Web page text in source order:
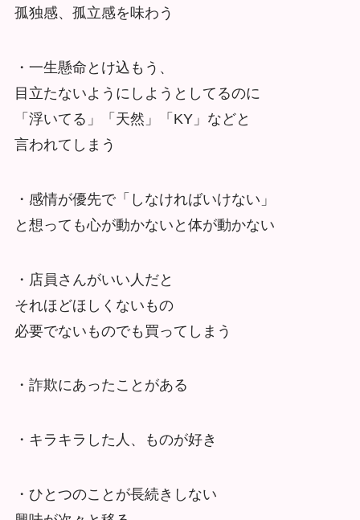
孤独感、孤立感を味わう
・一生懸命とけ込もう、
目立たないようにしようとしてるのに
「浮いてる」「天然」「KY」などと
言われてしまう
・感情が優先で「しなければいけない」
と想っても心が動かないと体が動かない
・店員さんがいい人だと
それほどほしくないもの
必要でないものでも買ってしまう
・詐欺にあったことがある
・キラキラした人、ものが好き
・ひとつのことが長続きしない